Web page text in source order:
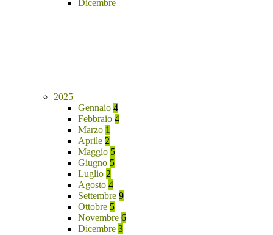
Dicembre
2025
Gennaio 4
Febbraio 4
Marzo 1
Aprile 2
Maggio 5
Giugno 5
Luglio 2
Agosto 4
Settembre 9
Ottobre 5
Novembre 6
Dicembre 3